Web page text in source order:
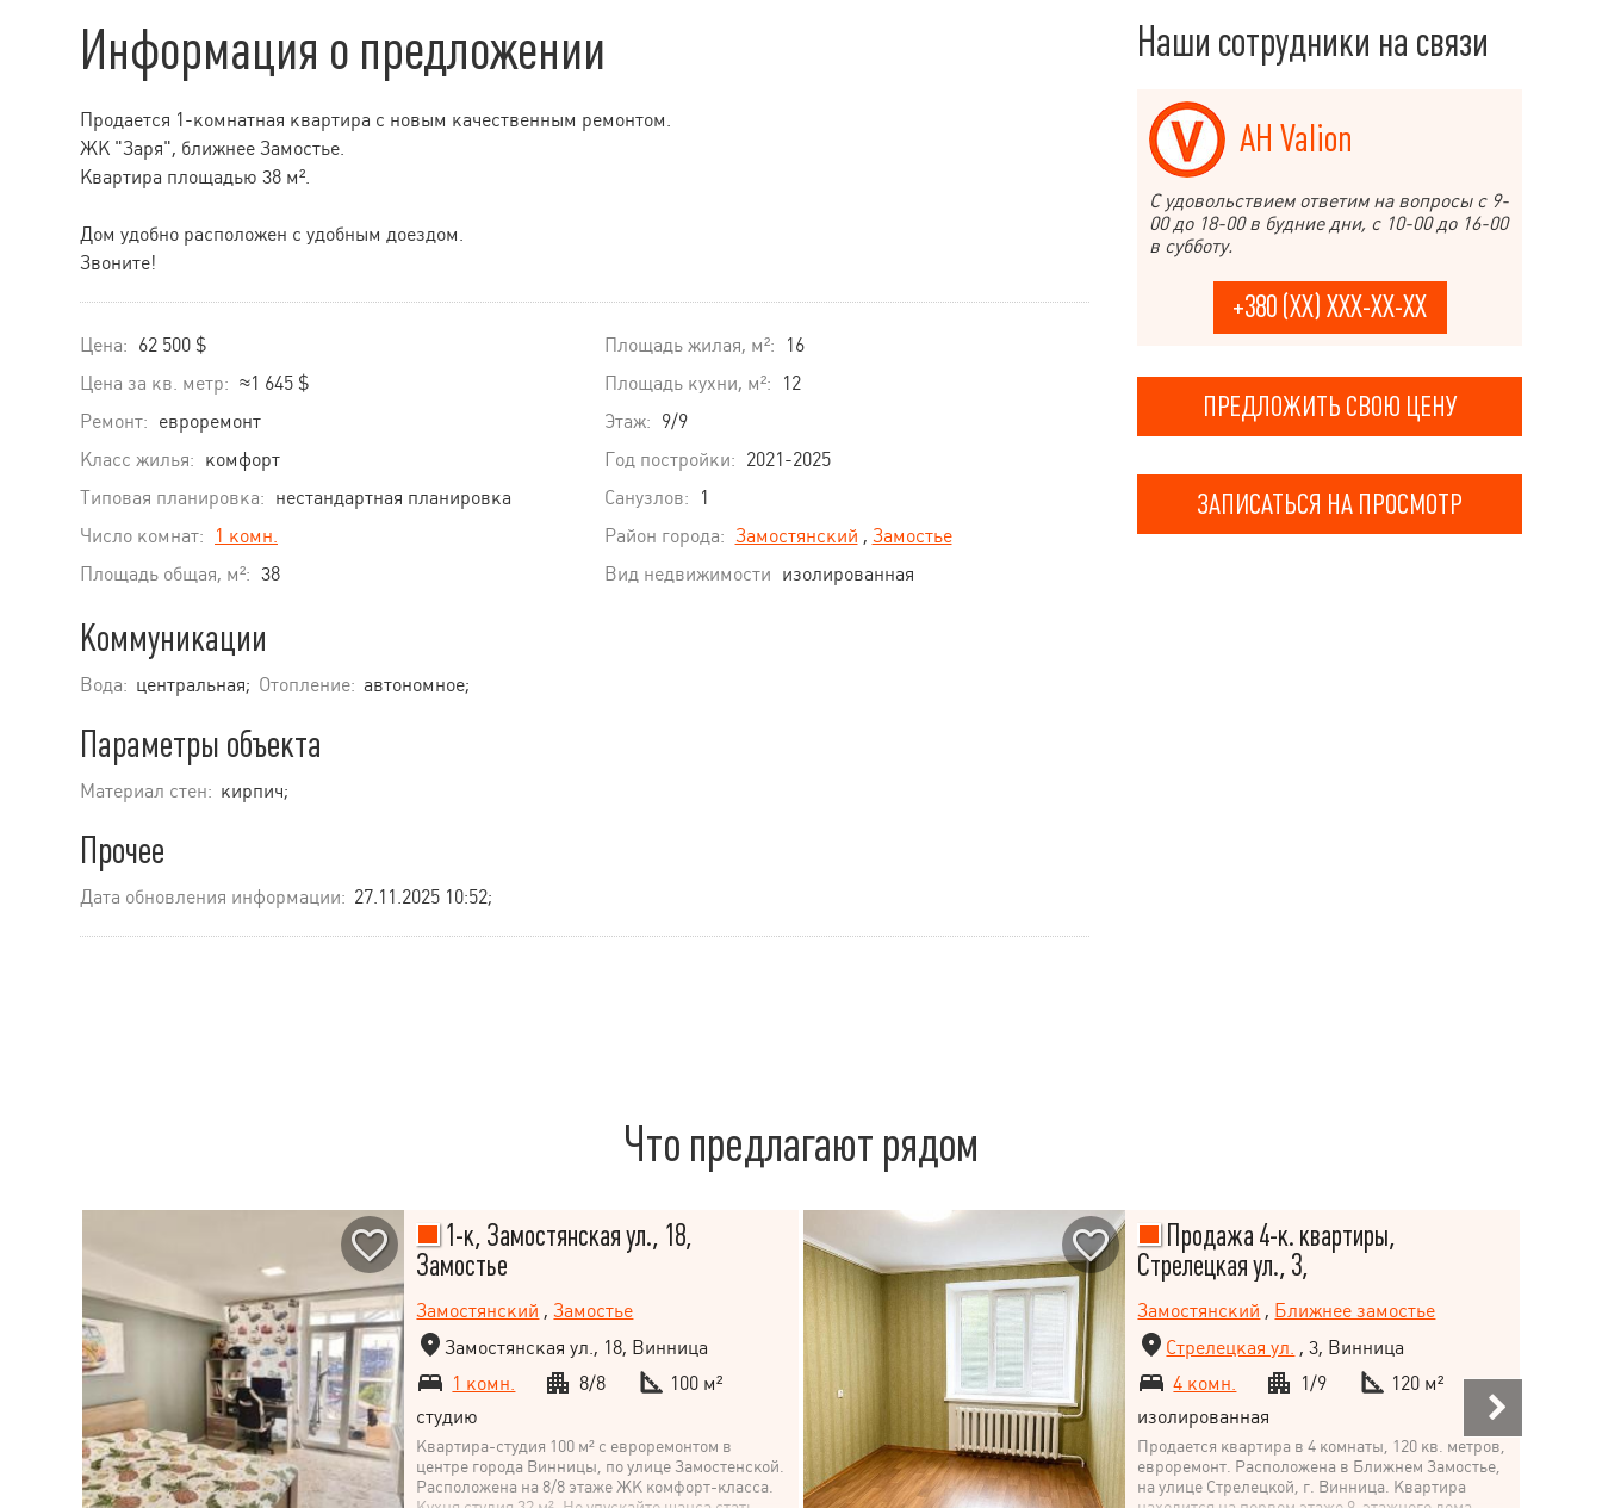
Информация о предложении
Продается 1-комнатная квартира с новым качественным ремонтом.
ЖК "Заря", ближнее Замостье.
Квартира площадью 38 м².
Дом удобно расположен с удобным доездом.
Звоните!
Цена: 62 500 $
Цена за кв. метр: ≈1 645 $
Ремонт: евроремонт
Класс жилья: комфорт
Типовая планировка: нестандартная планировка
Число комнат:
1 комн.
Площадь общая, м²: 38
Площадь жилая, м²:
16
Площадь кухни, м²:
12
Этаж: 9/9
Год постройки: 2021-2025
Санузлов:
1
Район города: Замостянский , Замостье
Вид недвижимости изолированная
Коммуникации
Вода: центральная; Отопление: автономное;
Параметры объекта
Материал стен: кирпич;
Прочее
Дата обновления информации: 27.11.2025 10:52;
Наши сотрудники на связи
АН Valion
С удовольствием ответим на вопросы с 9-
00 до 18-00 в будние дни, с 10-00 до 16-00
в субботу.
+380 (XX) XXX-XX-XX
ПРЕДЛОЖИТЬ СВОЮ ЦЕНУ
ЗАПИСАТЬСЯ НА ПРОСМОТР
Что предлагают рядом
1-к, Замостянская ул., 18,
Замостье
Замостянский ,Замостье
Замостянская ул., 18, Винница
1 комн.
8/8
100 м²
студию
Квартира-студия 100 м² с евроремонтом в
центре города Винницы, по улице Замостенской.
Расположена на 8/8 этаже ЖК комфорт-класса.
Продажа 4-к. квартиры,
Стрелецкая ул., 3,
Замостянский , Ближнее замостье
Стрелецкая ул. , 3, Винница
4 комн.
1/9
120 м²
изолированная
Продается квартира в 4 комнаты, 120 кв. метров,
евроремонт. Расположена в Ближнем Замостье,
на улице Стрелецкой, г. Винница. Квартира